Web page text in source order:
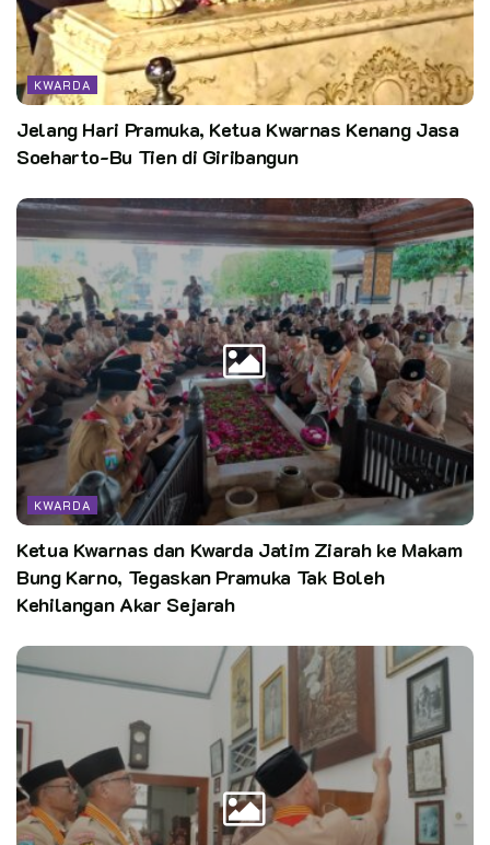
memiliki kepengurusan yang tangkas dan cerdas guna
mengembalikan kejayaan pramuka Mempawah seperti di masa
lalu”.
telah dilantik dapat menyusun dan merumuskan program kerja
yang implementatif guna mempertahankan dan meningkatkan
capaian prestasi yang telah di raih dan penting untuk
koordinasi, komunikasi serta sinergi baik. Pj Bupati
Mempawah melalui pemerintah Kabupaten Mempawah akan
selalu mendukung penuh kebijakan dan program yang
dilaksanakan oleh Gerakan Pramuka.
Pewarta: Asril1486KDKB
Foto: Panitia
Kata Kunci:
Kwarda Kalbar Kukuhkan Dan Lantik Jajaran Kwartir Cabang
Mempawah
KWARDA
Jelang Hari Pramuka, Ketua Kwarnas Kenang Jasa
Soeharto-Bu Tien di Giribangun
KWARDA
Ketua Kwarnas dan Kwarda Jatim Ziarah ke Makam
Bung Karno, Tegaskan Pramuka Tak Boleh
Kehilangan Akar Sejarah